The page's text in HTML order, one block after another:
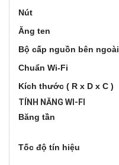
Nút
Ăng ten
Bộ cấp nguồn bên ngoài
Chuẩn Wi-Fi
Kích thước ( R x D x C )
TÍNH NĂNG WI-FI
Băng tần
Tốc độ tín hiệu